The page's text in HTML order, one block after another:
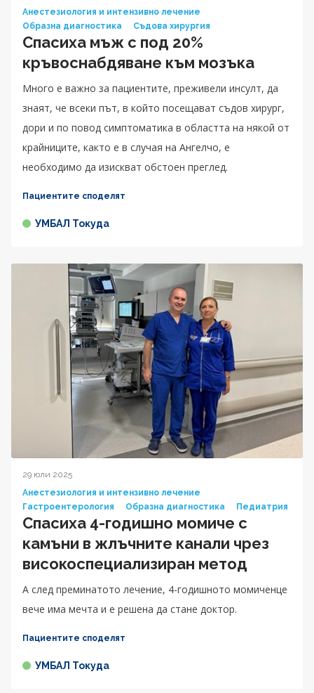
Анестезиология и интензивно лечение
Образна диагностика
Съдова хирургия
Спасиха мъж с под 20%
кръвоснабдяване към мозъка
Много е важно за пациентите, преживели инсулт, да
знаят, че всеки път, в който посещават съдов хирург,
дори и по повод симптоматика в областта на някой от
крайниците, както е в случая на Ангелчо, е
необходимо да изискват обстоен преглед.
Пациентите споделят
УМБАЛ Токуда
29 юли 2025
Анестезиология и интензивно лечение
Гастроентерология
Образна диагностика Педиатрия
Спасиха 4-годишно момиче с
камъни в жлъчните канали чрез
високоспециализиран метод
А след преминатото лечение, 4-годишното момиченце
вече има мечта и е решена да стане доктор.
Пациентите споделят
УМБАЛ Токуда